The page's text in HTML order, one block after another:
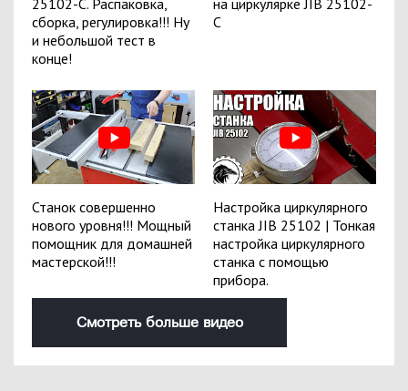
25102-C. Распаковка,
сборка, регулировка!!! Ну
и небольшой тест в
конце!
на циркулярке JIB 25102-
С
Станок совершенно
нового уровня!!! Мощный
помощник для домашней
мастерской!!!
Настройка циркулярного
станка JIB 25102 | Тонкая
настройка циркулярного
станка с помощью
прибора.
Смотреть больше видео